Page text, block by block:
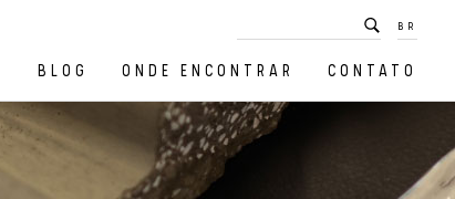
BR
BLOG ONDE ENCONTRAR CONTATO